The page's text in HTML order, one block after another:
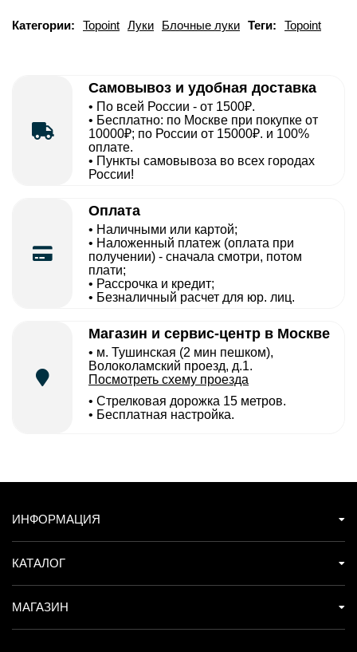
Категории: Topoint Луки Блочные луки Теги: Topoint
Самовывоз и удобная доставка
• По всей России - от 1500₽.
• Бесплатно: по Москве при покупке от
10000₽; по России от 15000₽. и 100%
оплате.
• Пункты самовывоза во всех городах
России!
Оплата
• Наличными или картой;
• Наложенный платеж (оплата при
получении) - сначала смотри, потом
плати;
• Рассрочка и кредит;
• Безналичный расчет для юр. лиц.
Магазин и сервис-центр в Москве
• м. Тушинская (2 мин пешком),
Волоколамский проезд, д.1.
Посмотреть схему проезда
• Cтрелковая дорожка 15 метров.
• Бесплатная настройка.
ИНФОРМАЦИЯ
КАТАЛОГ
МАГАЗИН